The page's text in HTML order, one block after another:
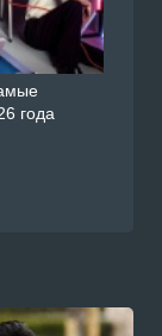
года